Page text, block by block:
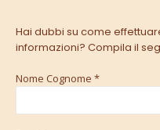
Hai dubbi su come
informazioni? Compila il
Nome Cognome *